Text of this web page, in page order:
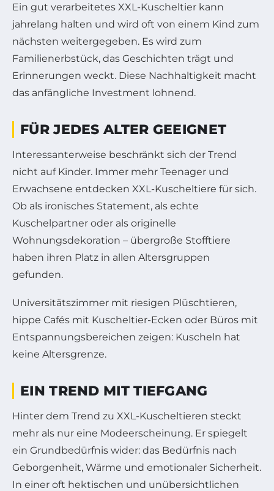
Ein gut verarbeitetes XXL-Kuscheltier kann
jahrelang halten und wird oft von einem Kind zum
nächsten weitergegeben. Es wird zum
Familienerbstück, das Geschichten trägt und
Erinnerungen weckt. Diese Nachhaltigkeit macht
das anfängliche Investment lohnend.
FÜR JEDES ALTER GEEIGNET
Interessanterweise beschränkt sich der Trend
nicht auf Kinder. Immer mehr Teenager und
Erwachsene entdecken XXL-Kuscheltiere für sich.
Ob als ironisches Statement, als echte
Kuschelpartner oder als originelle
Wohnungsdekoration – übergroße Stofftiere
haben ihren Platz in allen Altersgruppen
gefunden.
Universitätszimmer mit riesigen Plüschtieren,
hippe Cafés mit Kuscheltier-Ecken oder Büros mit
Entspannungsbereichen zeigen: Kuscheln hat
keine Altersgrenze.
EIN TREND MIT TIEFGANG
Hinter dem Trend zu XXL-Kuscheltieren steckt
mehr als nur eine Modeerscheinung. Er spiegelt
ein Grundbedürfnis wider: das Bedürfnis nach
Geborgenheit, Wärme und emotionaler Sicherheit.
In einer oft hektischen und unübersichtlichen